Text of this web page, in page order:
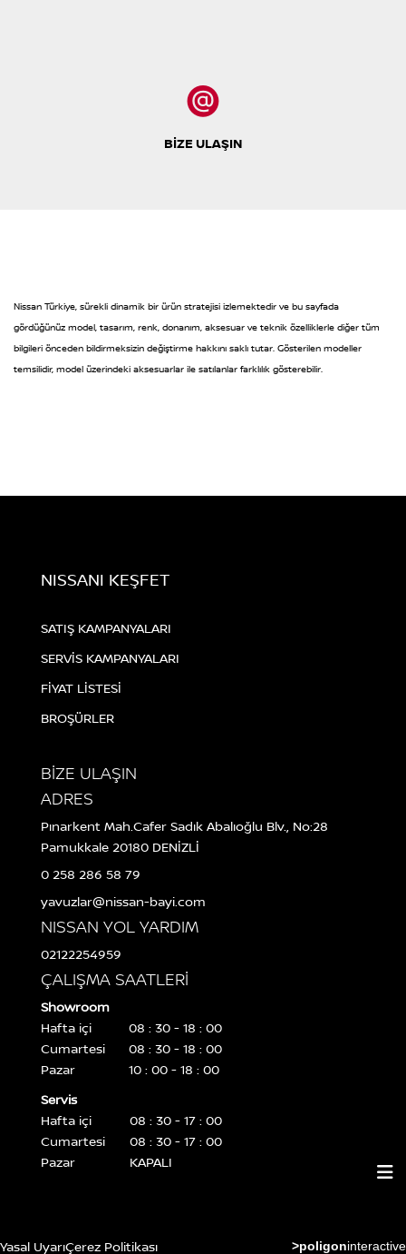
BİZE ULAŞIN
Nissan Türkiye, sürekli dinamik bir ürün stratejisi izlemektedir ve bu sayfada
gördüğünüz model, tasarım, renk, donanım, aksesuar ve teknik özelliklerle diğer tüm
bilgileri önceden bildirmeksizin değiştirme hakkını saklı tutar. Gösterilen modeller
temsilidir, model üzerindeki aksesuarlar ile satılanlar farklılık gösterebilir.
NISSANI KEŞFET
SATIŞ KAMPANYALARI
SERVİS KAMPANYALARI
FİYAT LİSTESİ
BROŞÜRLER
BİZE ULAŞIN
ADRES
Pınarkent Mah.Cafer Sadık Abalıoğlu Blv., No:28
Pamukkale 20180 DENİZLİ
0 258 286 58 79
yavuzlar@nissan-bayi.com
NISSAN YOL YARDIM
02122254959
ÇALIŞMA SAATLERİ
Showroom
Hafta içi
08 : 30 - 18 : 00
Cumartesi
08 : 30 - 18 : 00
Pazar
10 : 00 - 18 : 00
Servis
Hafta içi
08 : 30 - 17 : 00
Cumartesi
08 : 30 - 17 : 00
Pazar
KAPALI
Yasal UyarıÇerez Politikası >poligoninteractive